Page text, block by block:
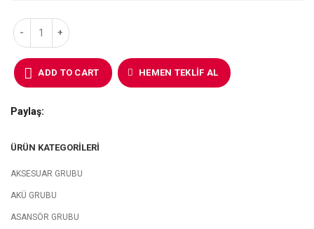
ADD TO CART HEMEN TEKLIF AL
Paylaş
ÜRÜN KATEGORILERI
AKSESUAR GRUBU
AKÜ GRUBU
ASANSÖR GRUBU